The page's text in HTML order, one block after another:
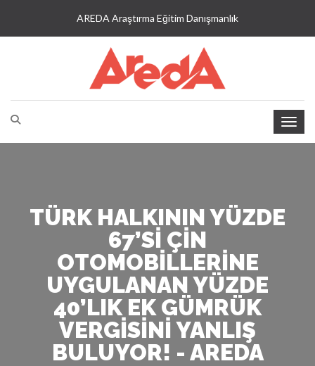
AREDA Araştırma Eğitim Danışmanlık
TÜRK HALKININ YÜZDE
67’SI ÇIN
OTOMOBILLERINE
UYGULANAN YÜZDE
40’LIK EK GÜMRÜK
VERGISINI YANLIŞ
BULUYOR! - AREDA